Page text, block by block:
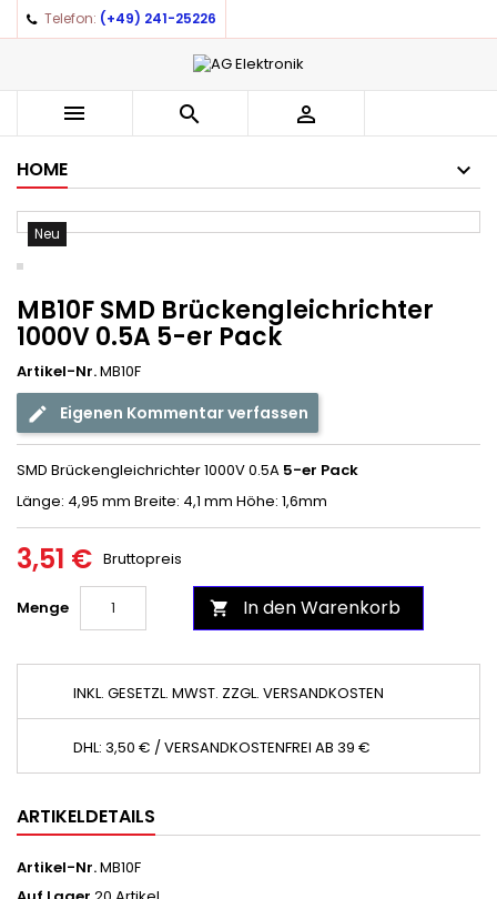
Telefon: (+49) 241-25226
  
HOME
Neu
MB10F SMD Brückengleichrichter
1000V 0.5A 5-er Pack
Artikel-Nr.MB10F
Eigenen Kommentar verfassen
SMD Brückengleichrichter 1000V 0.5A 5-er Pack
Länge: 4,95 mm Breite: 4,1 mm Höhe: 1,6mm
3,51 € Bruttopreis
Menge  In den Warenkorb
INKL. GESETZL. MWST. ZZGL. VERSANDKOSTEN
DHL: 3,50 € / VERSANDKOSTENFREI AB 39 €
ARTIKELDETAILS
Artikel-Nr.MB10F